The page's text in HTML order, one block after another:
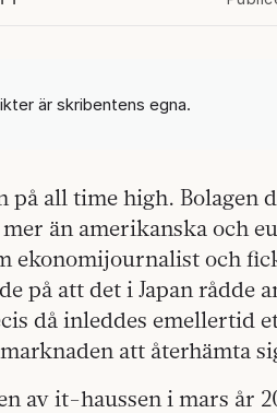
är skribentens egna.
på all time high. Bolagen
än amerikanska och
ekonomijournalist och
på att det i Japan rådde
då inleddes emellertid
att återhämta
av it-haussen i mars år